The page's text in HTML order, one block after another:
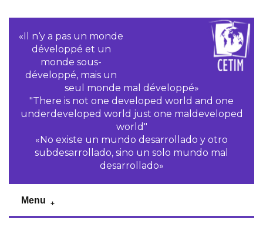
«Il n‘y a pas un monde
développé et un
monde sous-
développé, mais un
seul monde mal développé»
"There is not one developed world and one
underdeveloped world just one maldeveloped
world"
«No existe un mundo desarrollado y otro
subdesarrollado, sino un solo mundo mal
desarrollado»
Menu